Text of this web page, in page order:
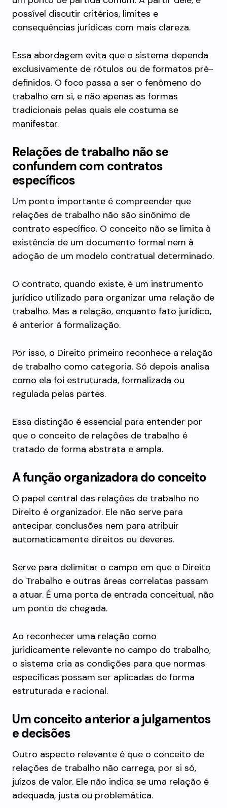
possível discutir critérios, limites e
consequências jurídicas com mais clareza.
Essa abordagem evita que o sistema dependa
exclusivamente de rótulos ou de formatos pré-
definidos. O foco passa a ser o fenômeno do
trabalho em si, e não apenas as formas
tradicionais pelas quais ele costuma se
manifestar.
Relações de trabalho não se
confundem com contratos
específicos
Um ponto importante é compreender que
relações de trabalho não são sinônimo de
contrato específico. O conceito não se limita à
existência de um documento formal nem à
adoção de um modelo contratual determinado.
O contrato, quando existe, é um instrumento
jurídico utilizado para organizar uma relação de
trabalho. Mas a relação, enquanto fato jurídico,
é anterior à formalização.
Por isso, o Direito primeiro reconhece a relação
de trabalho como categoria. Só depois analisa
como ela foi estruturada, formalizada ou
regulada pelas partes.
Essa distinção é essencial para entender por
que o conceito de relações de trabalho é
tratado de forma abstrata e ampla.
A função organizadora do conceito
O papel central das relações de trabalho no
Direito é organizador. Ele não serve para
antecipar conclusões nem para atribuir
automaticamente direitos ou deveres.
Serve para delimitar o campo em que o Direito
do Trabalho e outras áreas correlatas passam
a atuar. É uma porta de entrada conceitual, não
um ponto de chegada.
Ao reconhecer uma relação como
juridicamente relevante no campo do trabalho,
o sistema cria as condições para que normas
específicas possam ser aplicadas de forma
estruturada e racional.
Um conceito anterior a julgamentos
e decisões
Outro aspecto relevante é que o conceito de
relações de trabalho não carrega, por si só,
juízos de valor. Ele não indica se uma relação é
adequada, justa ou problemática.